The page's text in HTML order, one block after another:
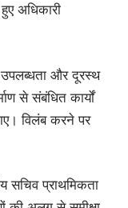
अधिकारी
उपलब्धता और दूरस्थ
से संबंधित कार्यों
विलंब करने पर
सचिव प्राथमिकता